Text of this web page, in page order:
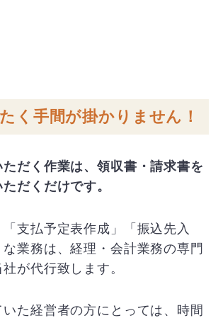
く手間が掛かりません！
だく作業は、領収書・請求書を
だくだけです。
「支払予定表作成」「振込先入
業務は、経理・会計業務の専門
が代行致します。
た経営者の方にとっては、時間